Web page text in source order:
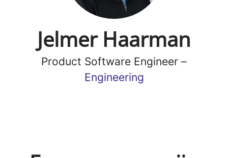
Jelmer Haarman
Product Software Engineer –
Engineering